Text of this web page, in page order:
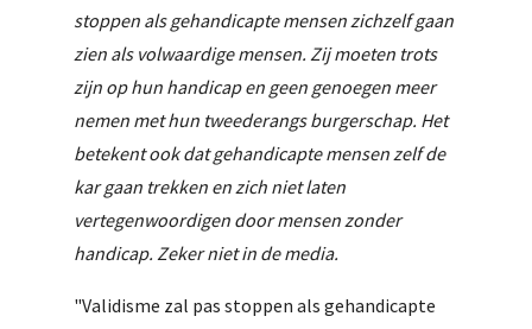
stoppen als gehandicapte mensen zichzelf gaan
zien als volwaardige mensen. Zij moeten trots
zijn op hun handicap en geen genoegen meer
nemen met hun tweederangs burgerschap. Het
betekent ook dat gehandicapte mensen zelf de
kar gaan trekken en zich niet laten
vertegenwoordigen door mensen zonder
handicap. Zeker niet in de media.
"Validisme zal pas stoppen als gehandicapte